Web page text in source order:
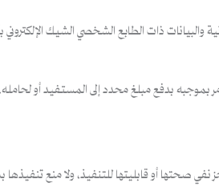
والبيانات ذات الطابع الشخصي الشيك
بموجبه بدفع مبلغ محدد إلى المستفيد أو
صحتها أو قابليتها للتنفيذ، ولا منع